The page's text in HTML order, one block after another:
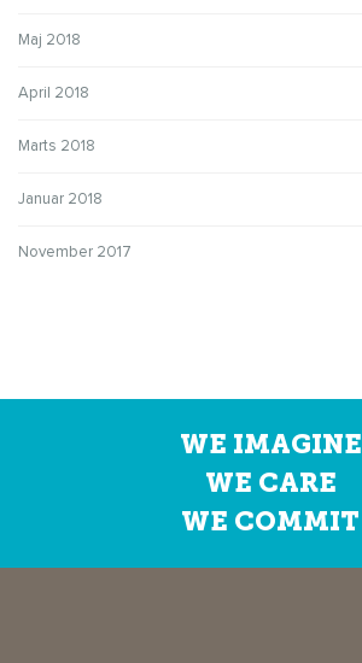
Maj 2018
April 2018
Marts 2018
Januar 2018
November 2017
WE IMAGINE
WE CARE
WE COMMIT